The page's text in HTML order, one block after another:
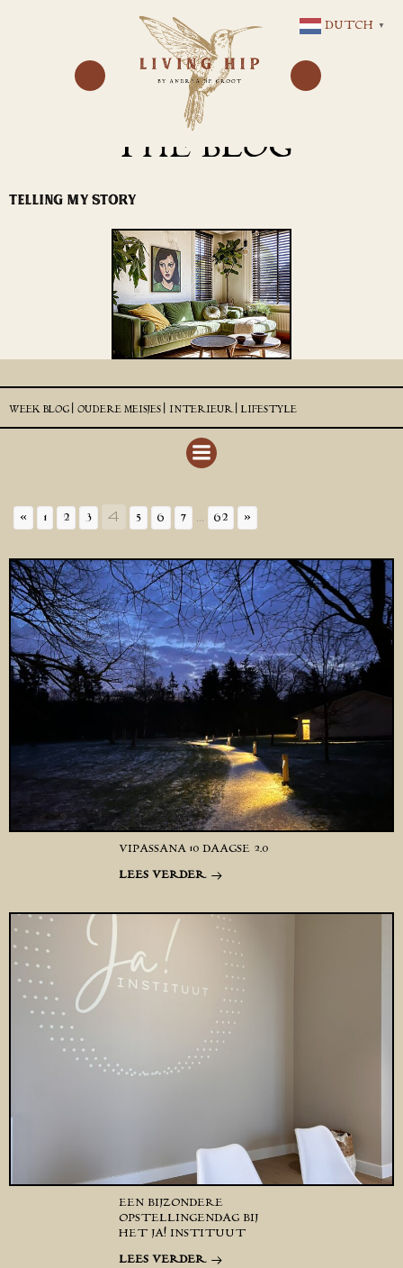
NAAR
DE
INHOUD
THE BLOG
TELLING MY STORY
WEEK BLOG | OUDERE MEISJES | INTERIEUR | LIFESTYLE
« 1 2 3 4 5 6 7 ... 62 »
VIPASSANA 10 DAAGSE 2.0
LEES VERDER
EEN BIJZONDERE
OPSTELLINGENDAG BIJ
HET JA! INSTITUUT
LEES VERDER
DUTCH ▼